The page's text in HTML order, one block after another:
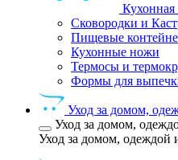
Кухонная
Сковородки и
Пищевые
Кухонные ножи
Термосы и
Формы для
Уход за домом,
Уход за домом,
Уход за домом, одеждой